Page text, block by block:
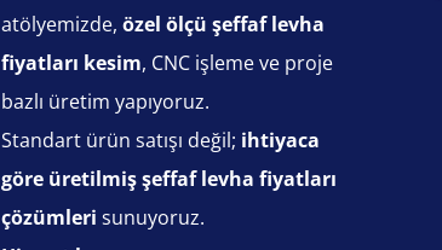
atölyemizde, özel ölçü şeffaf levha
fiyatları kesim, CNC işleme ve proje
bazlı üretim yapıyoruz.
Standart ürün satışı değil; ihtiyaca
göre üretilmiş şeffaf levha fiyatları
çözümleri sunuyoruz.